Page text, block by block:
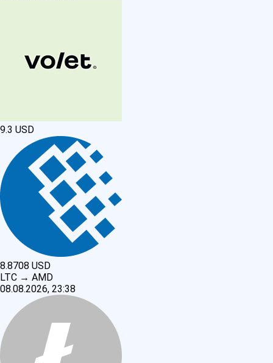
9.3 USD
8.8708 USD
LTC → AMD
08.08.2026, 23:38